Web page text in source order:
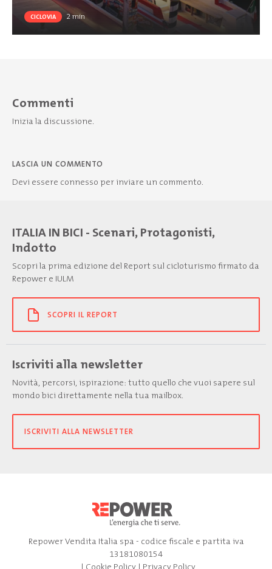
CICLOVIA 2min
Commenti
Inizia la discussione.
LASCIA UN COMMENTO
Devi essere connesso per inviare un commento.
ITALIA IN BICI - Scenari, Protagonisti,
Indotto
Scopri la prima edizione del Report sul cicloturismo firmato da
Repower e IULM
SCOPRI IL REPORT
Iscriviti alla newsletter
Novità, percorsi, ispirazione: tutto quello che vuoi sapere sul
mondo bici direttamente nella tua mailbox.
ISCRIVITI ALLA NEWSLETTER
Repower Vendita Italia spa - codice fiscale e partita iva
13181080154